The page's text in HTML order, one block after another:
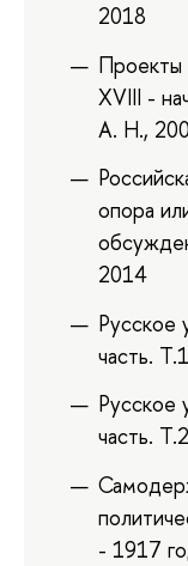
2018
Проекты
XVIII -
А. Н.,
опора
2014
Русское
часть.
Русское
часть.
- 1917